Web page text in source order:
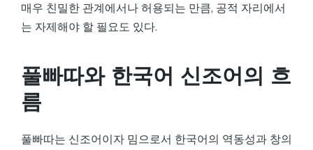
매우 친밀한 관계에서나 허용되는 만큼, 공적 자리에서
는 자제해야 할 필요도 있다.
풀빠따와 한국어 신조어의 흐
름
풀빠따는 신조어이자 밈으로서 한국어의 역동성과 창의